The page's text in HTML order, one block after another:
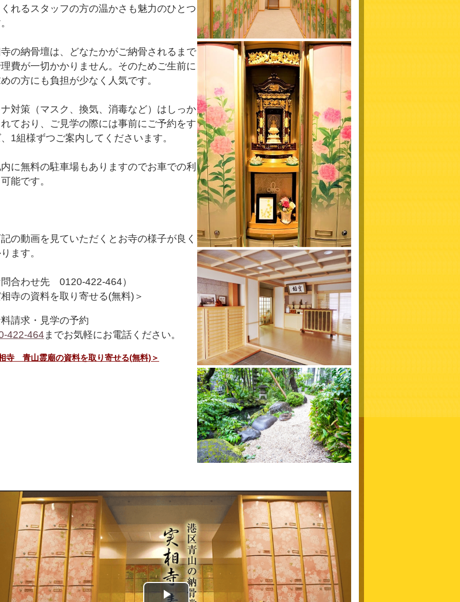
れるスタッフの方の温かさも魅力のひとつ
の納骨壇は、どなたかがご納骨されるまで
費が一切かかりません。そのためご生前に
の方にも負担が少なく人気です。
対策（マスク、換気、消毒など）はしっか
ており、ご見学の際には事前にご予約をす
1組様ずつご案内してくださいます。
に無料の駐車場もありますのでお車での利
能です。
の動画を見ていただくとお寺の様子が良く
ます。
合わせ先 0120-422-464）
寺の資料を取り寄せる(無料)＞
請求・見学の予約
422-464 までお気軽にお電話ください。
寺 青山霊廟の資料を取り寄せる(無料)＞